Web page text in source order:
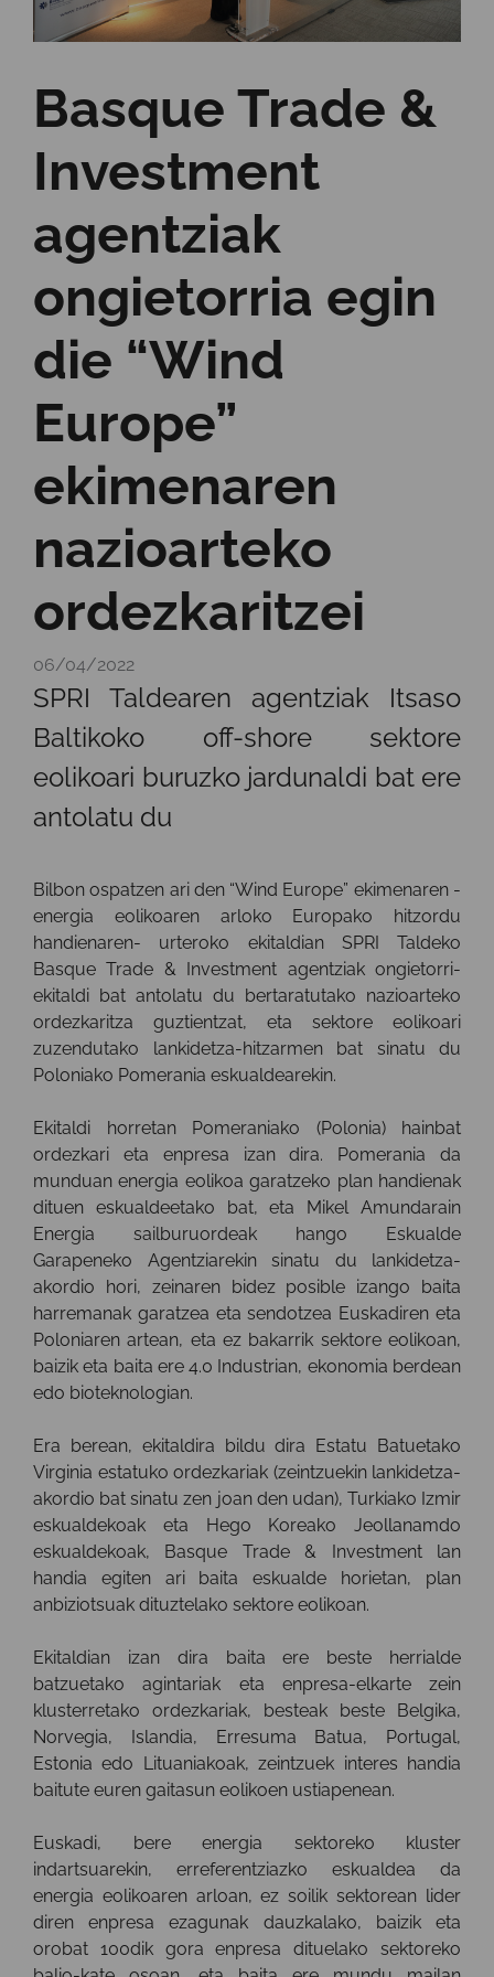
Basque Trade &
Investment
agentziak
ongietorria egin
die “Wind
Europe”
ekimenaren
nazioarteko
ordezkaritzei
06/04/2022
SPRI Taldearen agentziak Itsaso
Baltikoko off-shore sektore
eolikoari buruzko jardunaldi bat ere
antolatu du
Bilbon ospatzen ari den “Wind Europe” ekimenaren -
energia eolikoaren arloko Europako hitzordu
handienaren- urteroko ekitaldian SPRI Taldeko
Basque Trade & Investment agentziak ongietorri-
ekitaldi bat antolatu du bertaratutako nazioarteko
ordezkaritza guztientzat, eta sektore eolikoari
zuzendutako lankidetza-hitzarmen bat sinatu du
Poloniako Pomerania eskualdearekin.
Ekitaldi horretan Pomeraniako (Polonia) hainbat
ordezkari eta enpresa izan dira. Pomerania da
munduan energia eolikoa garatzeko plan handienak
dituen eskualdeetako bat, eta Mikel Amundarain
Energia sailburuordeak hango Eskualde
Garapeneko Agentziarekin sinatu du lankidetza-
akordio hori, zeinaren bidez posible izango baita
harremanak garatzea eta sendotzea Euskadiren eta
Poloniaren artean, eta ez bakarrik sektore eolikoan,
baizik eta baita ere 4.0 Industrian, ekonomia berdean
edo bioteknologian.
Era berean, ekitaldira bildu dira Estatu Batuetako
Virginia estatuko ordezkariak (zeintzuekin lankidetza-
akordio bat sinatu zen joan den udan), Turkiako Izmir
eskualdekoak eta Hego Koreako Jeollanamdo
eskualdekoak, Basque Trade & Investment lan
handia egiten ari baita eskualde horietan, plan
anbiziotsuak dituztelako sektore eolikoan.
Ekitaldian izan dira baita ere beste herrialde
batzuetako agintariak eta enpresa-elkarte zein
klusterretako ordezkariak, besteak beste Belgika,
Norvegia, Islandia, Erresuma Batua, Portugal,
Estonia edo Lituaniakoak, zeintzuek interes handia
baitute euren gaitasun eolikoen ustiapenean.
Euskadi, bere energia sektoreko kluster
indartsuarekin, erreferentziazko eskualdea da
energia eolikoaren arloan, ez soilik sektorean lider
diren enpresa ezagunak dauzkalako, baizik eta
orobat 100dik gora enpresa dituelako sektoreko